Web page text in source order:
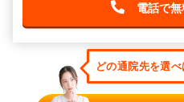
電話で
どの通院先を選